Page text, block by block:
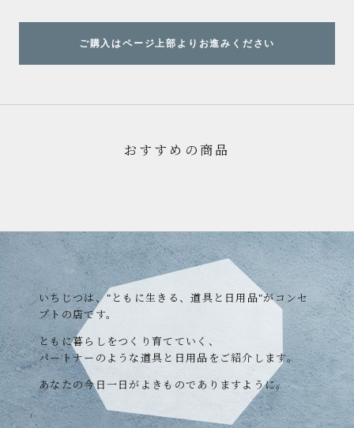
ご購入はページ上部よりお進みください
おすすめの商品
いちじつは、"ともに生きる、道具と日用品"がコンセ
プトの店です。
ともに暮らしをつくり育てていく、
パートナーのような道具と日用品をご紹介します。
あなたの今日一日がよきものでありますように。